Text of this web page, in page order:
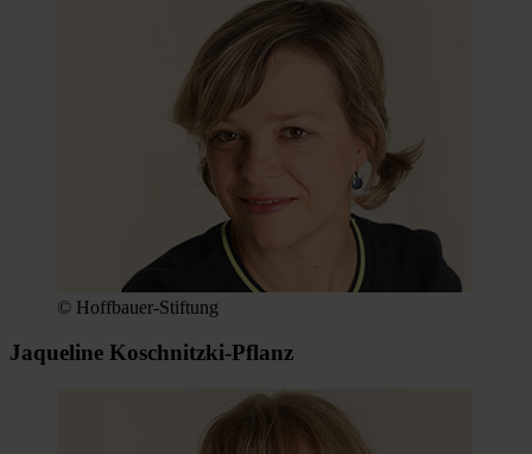
© Hoffbauer-Stiftung
Jaqueline Koschnitzki-Pflanz